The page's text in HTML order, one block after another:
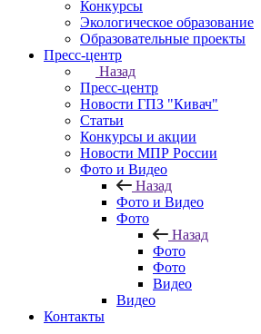
Конкурсы
Экологическое образование
Образовательные проекты
Пресс-центр
Назад
Пресс-центр
Новости ГПЗ "Кивач"
Статьи
Конкурсы и акции
Новости МПР России
Фото и Видео
Назад
Фото и Видео
Фото
Назад
Фото
Фото
Видео
Видео
Контакты